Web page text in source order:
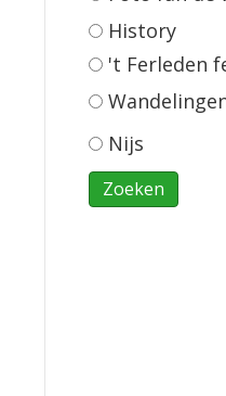
History
't Ferleden
Nijs